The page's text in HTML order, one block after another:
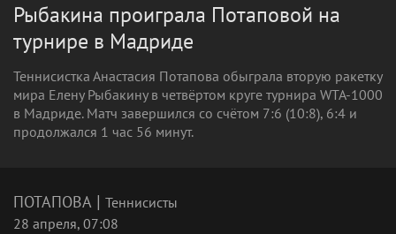
Рыбакина проиграла Потаповой на
турнире в Мадриде
Теннисистка Анастасия Потапова обыграла вторую ракетку
мира Елену Рыбакину в четвёртом круге турнира WTA-1000
в Мадриде. Матч завершился со счётом 7:6 (10:8), 6:4 и
продолжался 1 час 56 минут.
ПОТАПОВА | Теннисисты
28 апреля, 07:08